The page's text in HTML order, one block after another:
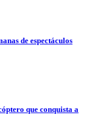
de espectáculos
que conquista a